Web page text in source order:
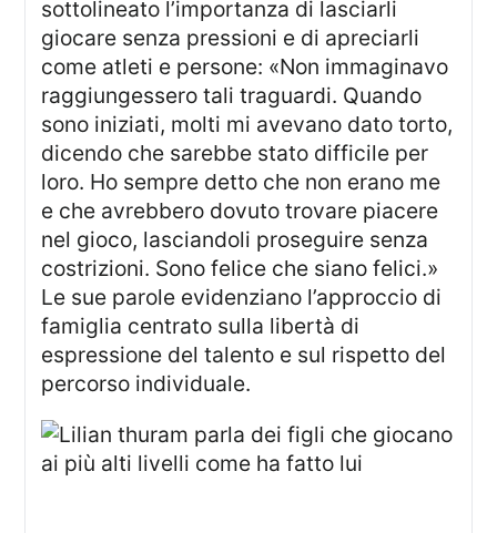
sottolineato l’importanza di lasciarli
giocare senza pressioni e di apreciarli
come atleti e persone: «Non immaginavo
raggiungessero tali traguardi. Quando
sono iniziati, molti mi avevano dato torto,
dicendo che sarebbe stato difficile per
loro. Ho sempre detto che non erano me
e che avrebbero dovuto trovare piacere
nel gioco, lasciandoli proseguire senza
costrizioni. Sono felice che siano felici.»
Le sue parole evidenziano l’approccio di
famiglia centrato sulla libertà di
espressione del talento e sul rispetto del
percorso individuale.